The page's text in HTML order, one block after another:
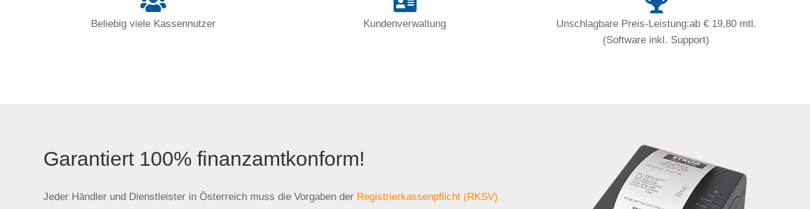
Beliebig viele Kassennutzer Kundenverwaltung
Unschlagbare Preis-Leistung:ab € 19,80 mtl.
(Software inkl. Support)
Garantiert 100% finanzamtkonform!
Jeder Händler und Dienstleister in Österreich muss die Vorgaben der Registrierkassenpflicht (RKSV)